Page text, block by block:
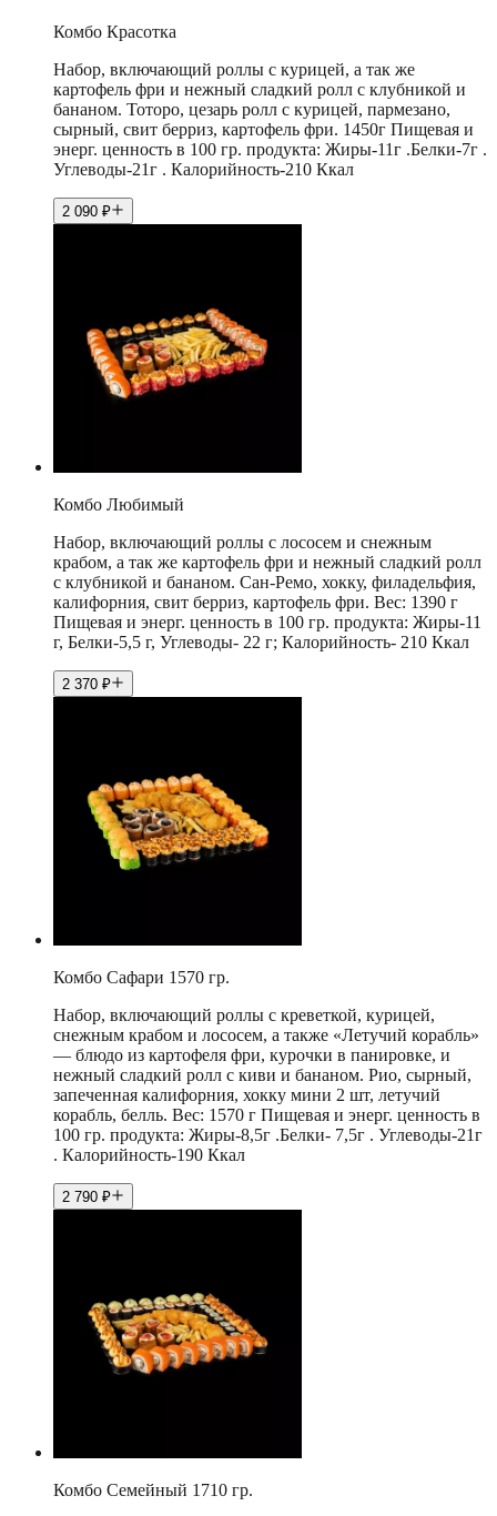
Комбо Красотка
Набор, включающий роллы с курицей, а так же
картофель фри и нежный сладкий ролл с клубникой и
бананом. Тоторо, цезарь ролл с курицей, пармезано,
сырный, свит берриз, картофель фри. 1450г Пищевая и
энерг. ценность в 100 гр. продукта: Жиры-11г .Белки-7г .
Углеводы-21г . Калорийность-210 Ккал
2 090 ₽
Комбо Любимый
Набор, включающий роллы с лососем и снежным
крабом, а так же картофель фри и нежный сладкий ролл
с клубникой и бананом. Сан-Ремо, хокку, филадельфия,
калифорния, свит берриз, картофель фри. Вес: 1390 г
Пищевая и энерг. ценность в 100 гр. продукта: Жиры-11
г, Белки-5,5 г, Углеводы- 22 г; Калорийность- 210 Ккал
2 370 ₽
Комбо Сафари 1570 гр.
Набор, включающий роллы с креветкой, курицей,
снежным крабом и лососем, а также «Летучий корабль»
— блюдо из картофеля фри, курочки в панировке, и
нежный сладкий ролл с киви и бананом. Рио, сырный,
запеченная калифорния, хокку мини 2 шт, летучий
корабль, белль. Вес: 1570 г Пищевая и энерг. ценность в
100 гр. продукта: Жиры-8,5г .Белки- 7,5г . Углеводы-21г
. Калорийность-190 Ккал
2 790 ₽
Комбо Семейный 1710 гр.